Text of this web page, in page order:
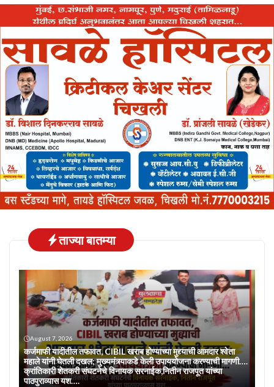
ताज्या बातम्या
August 7, 2026
कर्जमाफी यादीतील तफावत, CIBIL खराब होण्याच्या मुद्द्याची आमदार श्वेता
महाले यांनी घेतली दखल; मुख्यमंत्र्याकडे केली उपाययोजना करण्याची मागणी….
क्रांतिकारी शेतकरी संघटनेचे विनायक सरनाईक,नितीन राजपूत यांच्या
पाठपुराव्यास यश….